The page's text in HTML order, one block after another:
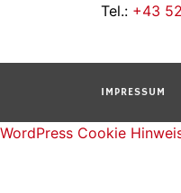
Tel.: +43
IMPRESSUM
WordPress Cookie